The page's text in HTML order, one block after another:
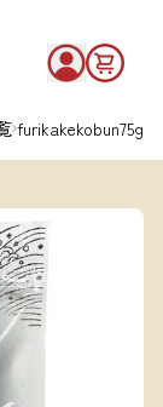
furikakekobun75g